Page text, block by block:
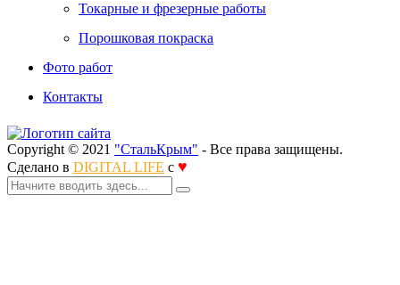
Токарные и фрезерные работы
Порошковая покраска
Фото работ
Контакты
Copyright © 2021 "СтальКрым" - Все права защищены.
Сделано в DIGITAL LIFE с ♥